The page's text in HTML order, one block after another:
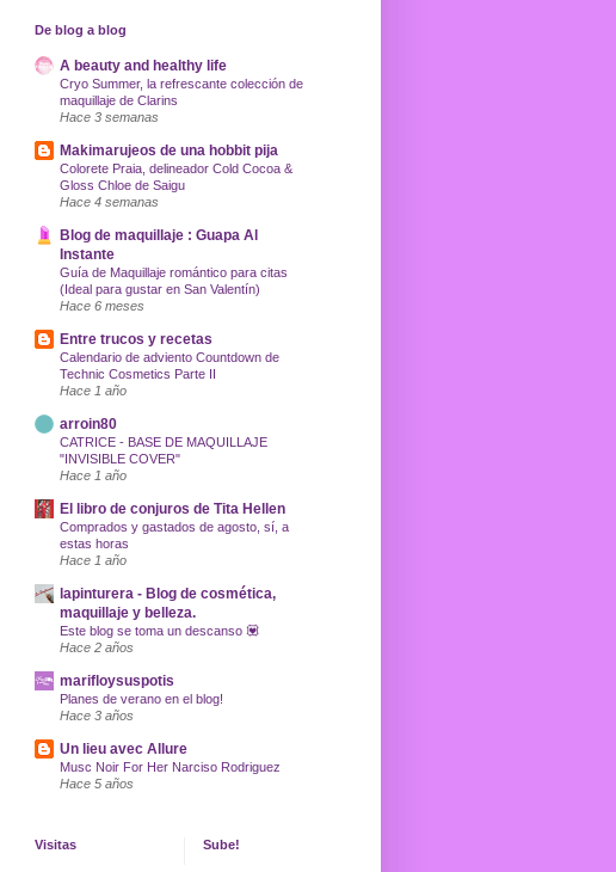
De blog a blog
A beauty and healthy life
Cryo Summer, la refrescante colección de
maquillaje de Clarins
Hace 3 semanas
Makimarujeos de una hobbit pija
Colorete Praia, delineador Cold Cocoa &
Gloss Chloe de Saigu
Hace 4 semanas
Blog de maquillaje : Guapa Al
Instante
Guía de Maquillaje romántico para citas
(Ideal para gustar en San Valentín)
Hace 6 meses
Entre trucos y recetas
Calendario de adviento Countdown de
Technic Cosmetics Parte II
Hace 1 año
arroin80
CATRICE - BASE DE MAQUILLAJE
"INVISIBLE COVER"
Hace 1 año
El libro de conjuros de Tita Hellen
Comprados y gastados de agosto, sí, a
estas horas
Hace 1 año
lapinturera - Blog de cosmética,
maquillaje y belleza.
Este blog se toma un descanso 💟
Hace 2 años
marifloysuspotis
Planes de verano en el blog!
Hace 3 años
Un lieu avec Allure
Musc Noir For Her Narciso Rodriguez
Hace 5 años
Visitas Sube!